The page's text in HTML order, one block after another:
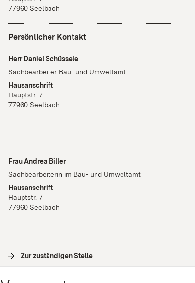
77960 Seelbach
Persönlicher Kontakt
Herr Daniel Schüssele
Sachbearbeiter Bau- und Umweltamt
Hausanschrift
Hauptstr.7
77960 Seelbach
Frau Andrea Biller
Sachbearbeiterin im Bau- und Umweltamt
Hausanschrift
Hauptstr.7
77960 Seelbach
Zur zuständigen Stelle